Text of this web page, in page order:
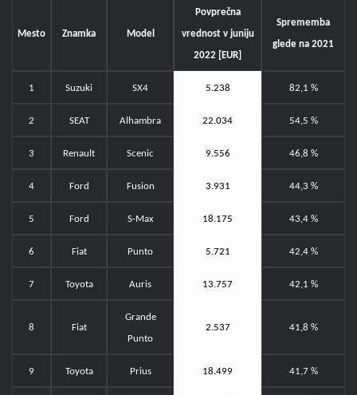
Mesto Znamka Model
Povprečna
vrednost v juniju
2022 [EUR]
Sprememba
glede na 2021
1 Suzuki SX4 5.238 82,1 %
2 SEAT Alhambra 22.034 54,5 %
3 Renault Scenic 9.556 46,8 %
4 Ford Fusion 3.931 44,3 %
5 Ford S-Max 18.175 43,4 %
6 Fiat Punto 5.721 42,4 %
7 Toyota Auris 13.757 42,1 %
8 Fiat
Grande
Punto
2.537 41,8 %
9 Toyota Prius 18.499 41,7 %